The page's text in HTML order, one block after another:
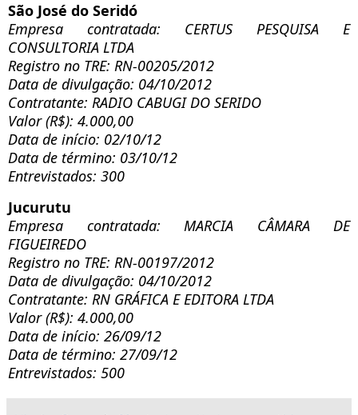
São José do Seridó
Empresa contratada: CERTUS PESQUISA E
CONSULTORIA LTDA
Registro no TRE: RN-00205/2012
Data de divulgação: 04/10/2012
Contratante: RADIO CABUGI DO SERIDO
Valor (R$): 4.000,00
Data de início: 02/10/12
Data de término: 03/10/12
Entrevistados: 300
Jucurutu
Empresa contratada: MARCIA CÂMARA DE
FIGUEIREDO
Registro no TRE: RN-00197/2012
Data de divulgação: 04/10/2012
Contratante: RN GRÁFICA E EDITORA LTDA
Valor (R$): 4.000,00
Data de início: 26/09/12
Data de término: 27/09/12
Entrevistados: 500